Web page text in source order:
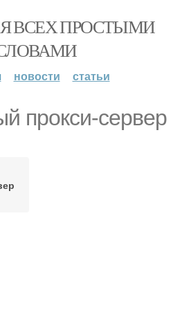
ВСЕХ ПРОСТЫМИ
новости статьи
прокси-сервер